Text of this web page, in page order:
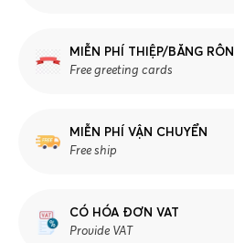
MIỄN PHÍ THIỆP/BĂNG RÔN
Free greeting cards
MIỄN PHÍ VẬN CHUYỂN
Free ship
CÓ HÓA ĐƠN VAT
Provide VAT